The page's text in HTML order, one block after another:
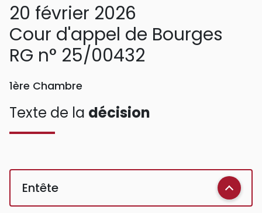
20 février 2026
Cour d'appel de Bourges
RG n° 25/00432
1ère Chambre
Texte de la décision
Entête